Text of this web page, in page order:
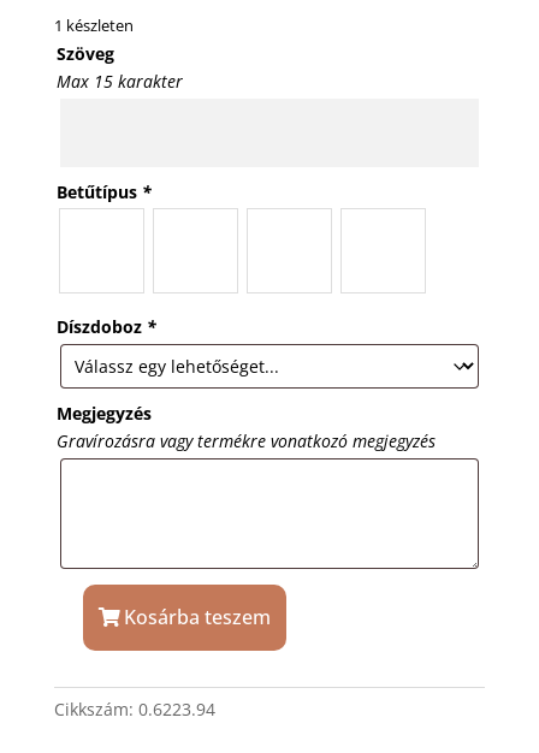
1 készleten
Szöveg
Max 15 karakter
Betűtípus *
Díszdoboz *
Megjegyzés
Gravírozásra vagy termékre vonatkozó megjegyzés
Victorinox
Classic
SD
Camouflage
Kosárba teszem
Cikkszám: 0.6223.94